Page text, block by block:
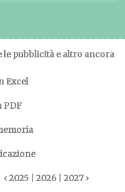
le pubblicità e altro ancora
Excel
PDF
‹ 2025 2026 2027 ›